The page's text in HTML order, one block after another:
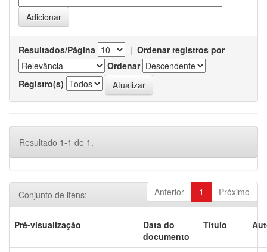
Resultados/Página | Ordenar registros por
Ordenar
Registro(s)
Resultado 1-1 de 1.
Anterior 1 Próximo
Conjunto de itens:
Pré-visualização
Data do
documento
Título